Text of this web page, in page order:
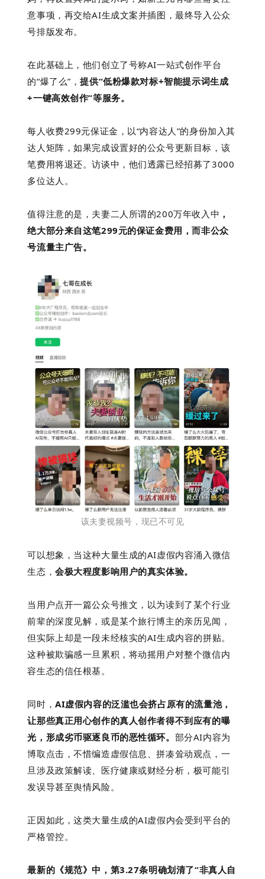
意事项，再交给AI生成文案并插图，最终导入公众
号排版发布。
在此基础上，他们创立了号称AI一站式创作平台
的“爆了么”，提供“低粉爆款对标+智能提示词生成
+一键高效创作”等服务。
每人收费299元保证金，以“内容达人”的身份加入其
达人矩阵，如果完成设置好的公众号更新目标，该
笔费用将退还。访谈中，他们透露已经招募了3000
多位达人。
值得注意的是， 夫妻二人所谓的200万年收入中 ，‌
绝大部分来自这笔299元的保证金费用‌，而非公众
号流量主广告。
该夫妻视频号，现已不可见
可以想象，当这种大量生成的AI虚假内容涌入微信
生态，会极大程度影响用户的真实体验。
当用户点开一篇公众号推文，以为读到了某个行业
前辈的深度见解，或是某个旅行博主的亲历见闻，
但实际上却是一段未经核实的AI生成内容的拼贴。
这种被欺骗感一旦累积，将动摇用户对整个微信内
容生态的信任根基。
同时，AI虚假内容的泛滥也会挤占原有的流量池，
让那些真正用心创作的真人创作者得不到应有的曝
光，形成劣币驱逐良币的恶性循环。 部分AI内容为
博取点击，不惜编造虚假信息、拼凑耸动观点，一
旦涉及政策解读、医疗健康或财经分析，极可能引
发误导甚至舆情风险。
正因如此，这类大量生成的AI虚假内会受到平台的
严格管控。
最新的《规范》中，第3.27条明确划清了“非真人自